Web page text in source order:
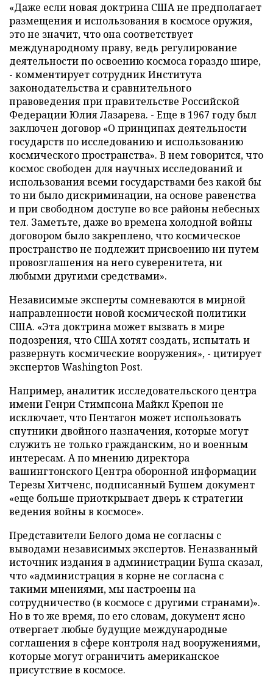
«Даже если новая доктрина США не предполагает
размещения и использования в космосе оружия,
это не значит, что она соответствует
международному праву, ведь регулирование
деятельности по освоению космоса гораздо шире,
- комментирует сотрудник Института
законодательства и сравнительного
правоведения при правительстве Российской
Федерации Юлия Лазарева. - Еще в 1967 году был
заключен договор «О принципах деятельности
государств по исследованию и использованию
космического пространства». В нем говорится, что
космос свободен для научных исследований и
использования всеми государствами без какой бы
то ни было дискриминации, на основе равенства
и при свободном доступе во все районы небесных
тел. Заметьте, даже во времена холодной войны
договором было закреплено, что космическое
пространство не подлежит присвоению ни путем
провозглашения на него суверенитета, ни
любыми другими средствами».
Независимые эксперты сомневаются в мирной
направленности новой космической политики
США. «Эта доктрина может вызвать в мире
подозрения, что США хотят создать, испытать и
развернуть космические вооружения», - цитирует
экспертов Washington Post.
Например, аналитик исследовательского центра
имени Генри Стимпсона Майкл Крепон не
исключает, что Пентагон может использовать
спутники двойного назначения, которые могут
служить не только гражданским, но и военным
интересам. А по мнению директора
вашингтонского Центра оборонной информации
Терезы Хитченс, подписанный Бушем документ
«еще больше приоткрывает дверь к стратегии
ведения войны в космосе».
Представители Белого дома не согласны с
выводами независимых экспертов. Неназванный
источник издания в администрации Буша сказал,
что «администрация в корне не согласна с
такими мнениями, мы настроены на
сотрудничество (в космосе с другими странами)».
Но в то же время, по его словам, документ ясно
отвергает любые будущие международные
соглашения в сфере контроля над вооружениями,
которые могут ограничить американское
присутствие в космосе.